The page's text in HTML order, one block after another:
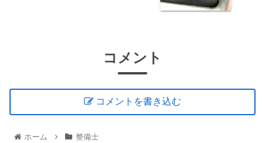
コメント
コメントを書き込む
ホーム 整備士